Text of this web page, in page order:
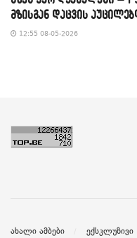
მზისგან დაცვის
12:55 08-05-2026
ახალი ამბები ექსკლუზივი